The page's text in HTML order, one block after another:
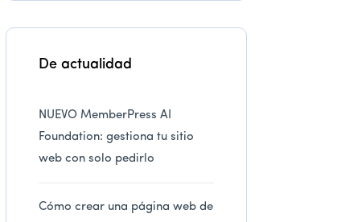
De actualidad
NUEVO MemberPress AI
Foundation: gestiona tu sitio
web con solo pedirlo
Cómo crear una página web de